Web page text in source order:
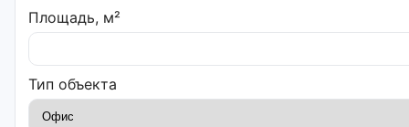
Площадь, м²
Тип объекта